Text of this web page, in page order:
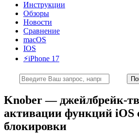
Инструкции
Обзоры
Новости
Сравнение
macOS
IOS
⚡️iPhone 17
Knober — джейлбрейк-
активации функций iOS
блокировки